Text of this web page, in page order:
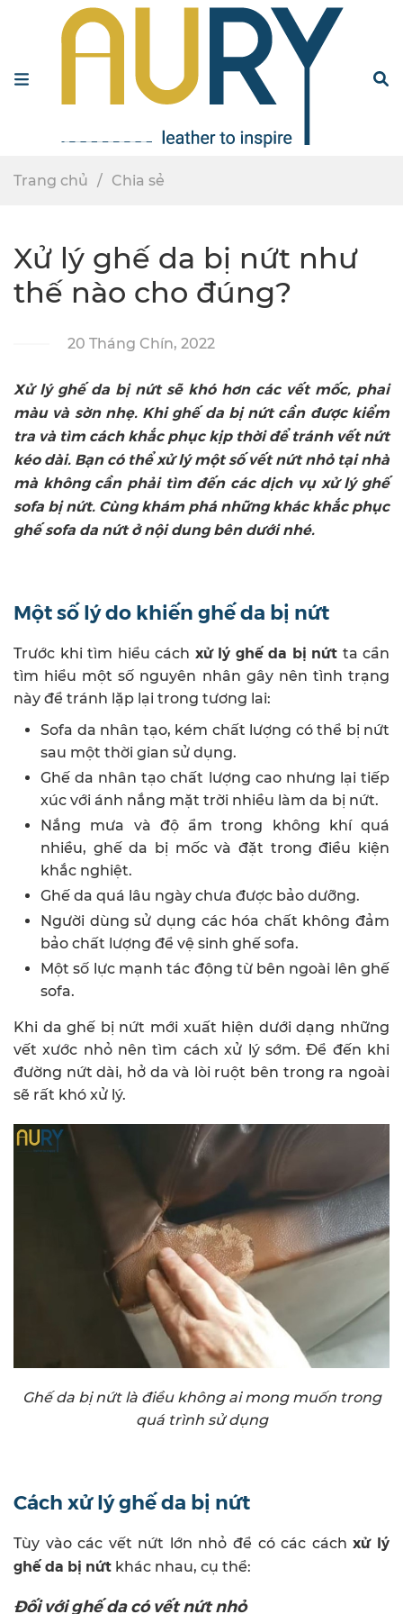
Trang chủ Chia sẻ
Xử lý ghế da bị nứt như
thế nào cho đúng?
20 Tháng Chín, 2022
Xử lý ghế da bị nứt sẽ khó hơn các vết mốc, phai
màu và sờn nhẹ. Khi ghế da bị nứt cần được kiểm
tra và tìm cách khắc phục kịp thời để tránh vết nứt
kéo dài. Bạn có thể xử lý một số vết nứt nhỏ tại nhà
mà không cần phải tìm đến các dịch vụ xử lý ghế
sofa bị nứt. Cùng khám phá những khác khắc phục
ghế sofa da nứt ở nội dung bên dưới nhé.
Một số lý do khiến ghế da bị nứt
Trước khi tìm hiểu cách xử lý ghế da bị nứt ta cần
tìm hiểu một số nguyên nhân gây nên tình trạng
này để tránh lặp lại trong tương lai:
Sofa da nhân tạo, kém chất lượng có thể bị nứt
sau một thời gian sử dụng.
Ghế da nhân tạo chất lượng cao nhưng lại tiếp
xúc với ánh nắng mặt trời nhiều làm da bị nứt.
Nắng mưa và độ ẩm trong không khí quá
nhiều, ghế da bị mốc và đặt trong điều kiện
khắc nghiệt.
Ghế da quá lâu ngày chưa được bảo dưỡng.
Người dùng sử dụng các hóa chất không đảm
bảo chất lượng để vệ sinh ghế sofa.
Một số lực mạnh tác động từ bên ngoài lên ghế
sofa.
Khi da ghế bị nứt mới xuất hiện dưới dạng những
vết xước nhỏ nên tìm cách xử lý sớm. Để đến khi
đường nứt dài, hở da và lòi ruột bên trong ra ngoài
sẽ rất khó xử lý.
Ghế da bị nứt là điều không ai mong muốn trong
quá trình sử dụng
Cách xử lý ghế da bị nứt
Tùy vào các vết nứt lớn nhỏ để có các cáchxử lý
ghế da bị nứt khác nhau, cụ thể:
Đối với ghế da có vết nứt nhỏ